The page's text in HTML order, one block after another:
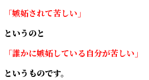
「嫉妬されて苦しい」
というのと
「誰かに嫉妬している自分が苦しい」
というものです。